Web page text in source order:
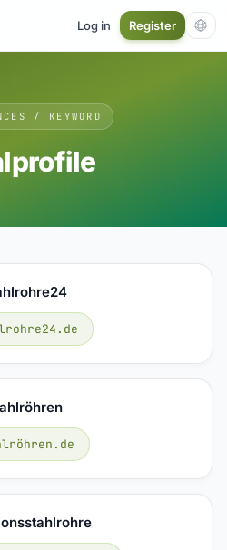
Log in Register
/ KEYWORD